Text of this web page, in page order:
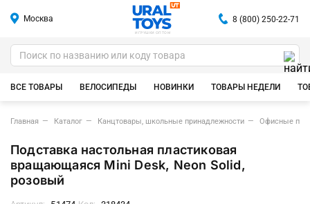
Москва
ИГРУШКИ ОПТОМ
8 (800) 250-22-71
ВСЕ ТОВАРЫ ВЕЛОСИПЕДЫ НОВИНКИ ТОВАРЫ НЕДЕЛИ
Главная Каталог Канцтовары, школьные принадлежности Офисные
Подставка настольная пластиковая
вращающаяся Mini Desk, Neon Solid,
розовый